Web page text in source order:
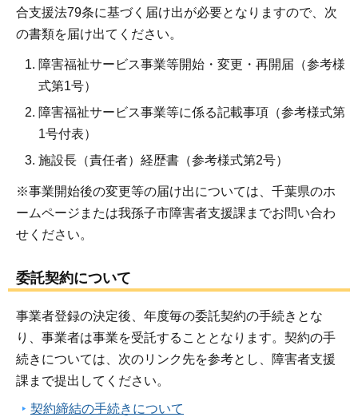
合支援法79条に基づく届け出が必要となりますので、次
の書類を届け出てください。
障害福祉サービス事業等開始・変更・再開届（参考様
式第1号）
障害福祉サービス事業等に係る記載事項（参考様式第
1号付表）
施設長（責任者）経歴書（参考様式第2号）
※事業開始後の変更等の届け出については、千葉県のホ
ームページまたは我孫子市障害者支援課までお問い合わ
せください。
委託契約について
事業者登録の決定後、年度毎の委託契約の手続きとな
り、事業者は事業を受託することとなります。契約の手
続きについては、次のリンク先を参考とし、障害者支援
課まで提出してください。
契約締結の手続きについて